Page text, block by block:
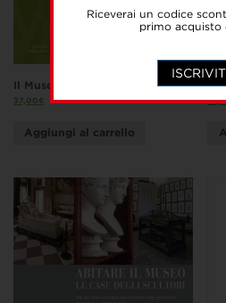
Riceverai un codice
primo acquisto
Il Museo Civico di Asolo
37,00€
Aggiungi al carrello